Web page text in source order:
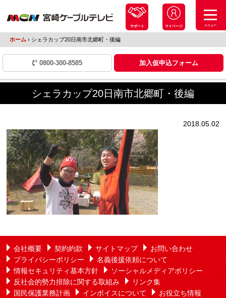
サポート マイページ メニュー
ホーム ›シェラカップ20日南市北郷町・後編
0800-300-8585 加入仮申込フォーム
シェラカップ20日南市北郷町・後編
2018.05.02
会社概要 契約約款 サイトマップ
お問い合わせ
プライバシーポリシー
名義後援依頼について
情報セキュリティ基本方針
ソーシャルメディアポリシー
反社会的勢力排除に関する取組み
リンク集
国民保護業務計画
インボイスについて お役立ち情報